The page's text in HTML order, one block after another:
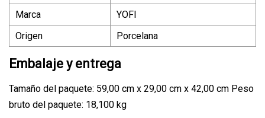
Marca
YOFI
Origen
Porcelana
Embalaje y entrega
Tamaño del paquete: 59,00 cm x 29,00 cm x 42,00 cm Peso
bruto del paquete: 18,100 kg